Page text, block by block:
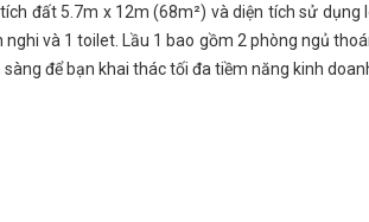
đất 5.7m x 12m (68m²) và diện tích sử dụng
và 1 toilet. Lầu 1 bao gồm 2 phòng ngủ
để bạn khai thác tối đa tiềm năng kinh